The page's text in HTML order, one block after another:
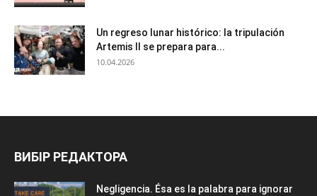
Un regreso lunar histórico: la tripulación
Artemis II se prepara para...
10.04.2026
ВИБІР РЕДАКТОРА
Negligencia. Ésa es la palabra para ignorar